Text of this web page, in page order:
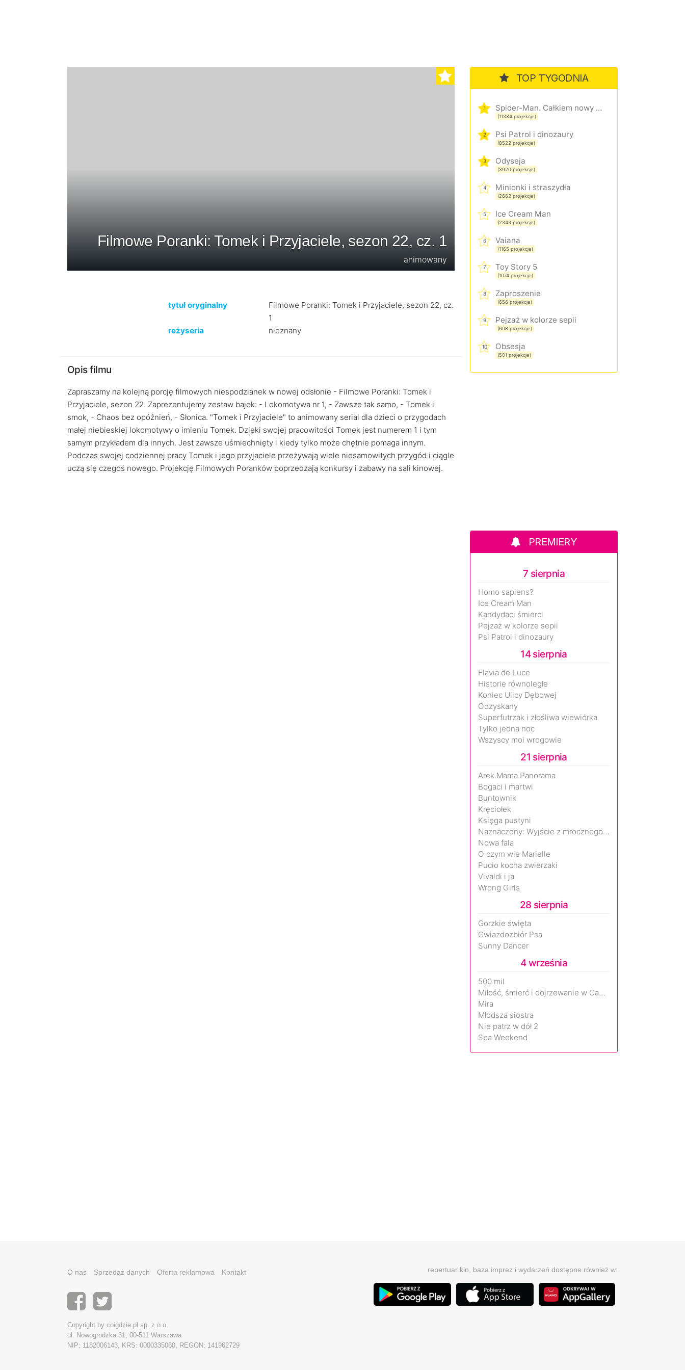
Filmowe Poranki: Tomek i Przyjaciele, sezon 22, cz. 1
animowany
tytuł oryginalny
Filmowe Poranki: Tomek i Przyjaciele, sezon 22, cz.
1
reżyseria
nieznany
Opis filmu
Zapraszamy na kolejną porcję filmowych niespodzianek w nowej odsłonie - Filmowe Poranki: Tomek i
Przyjaciele, sezon 22. Zaprezentujemy zestaw bajek: - Lokomotywa nr 1, - Zawsze tak samo, - Tomek i
smok, - Chaos bez opóźnień, - Słonica. "Tomek i Przyjaciele" to animowany serial dla dzieci o przygodach
małej niebieskiej lokomotywy o imieniu Tomek. Dzięki swojej pracowitości Tomek jest numerem 1 i tym
samym przykładem dla innych. Jest zawsze uśmiechnięty i kiedy tylko może chętnie pomaga innym.
Podczas swojej codziennej pracy Tomek i jego przyjaciele przeżywają wiele niesamowitych przygód i ciągle
uczą się czegoś nowego. Projekcję Filmowych Poranków poprzedzają konkursy i zabawy na sali kinowej.
TOP TYGODNIA
1 Spider-Man. Całkiem nowy dzień
(11384 projekcje)
2 Psi Patrol i dinozaury
(8522 projekcje)
3 Odyseja
(3920 projekcje)
4 Minionki i straszydła
(2662 projekcje)
5 Ice Cream Man
(2343 projekcje)
6 Vaiana
(1165 projekcje)
7 Toy Story 5
(1074 projekcje)
8 Zaproszenie
(656 projekcje)
9 Pejzaż w kolorze sepii
(608 projekcje)
10 Obsesja
(501 projekcje)
PREMIERY
7 sierpnia
Homo sapiens?
Ice Cream Man
Kandydaci śmierci
Pejzaż w kolorze sepii
Psi Patrol i dinozaury
14 sierpnia
Flavia de Luce
Historie równoległe
Koniec Ulicy Dębowej
Odzyskany
Superfutrzak i złośliwa wiewiórka
Tylko jedna noc
Wszyscy moi wrogowie
21 sierpnia
Arek.Mama.Panorama
Bogaci i martwi
Buntownik
Kręciołek
Księga pustyni
Naznaczony: Wyjście z mrocznego wymiaru
Nowa fala
O czym wie Marielle
Pucio kocha zwierzaki
Vivaldi i ja
Wrong Girls
28 sierpnia
Gorzkie święta
Gwiazdozbiór Psa
Sunny Dancer
4 września
500 mil
Miłość, śmierć i dojrzewanie w Camp Miasma
Mira
Młodsza siostra
Nie patrz w dół 2
Spa Weekend
O nas Sprzedaż danych Oferta reklamowa Kontakt
Copyright by coigdzie.pl sp. z o.o.
ul. Nowogrodzka 31, 00-511 Warszawa
NIP: 1182006143, KRS: 0000335060, REGON: 141962729
repertuar kin, baza imprez i wydarzeń dostępne również w: